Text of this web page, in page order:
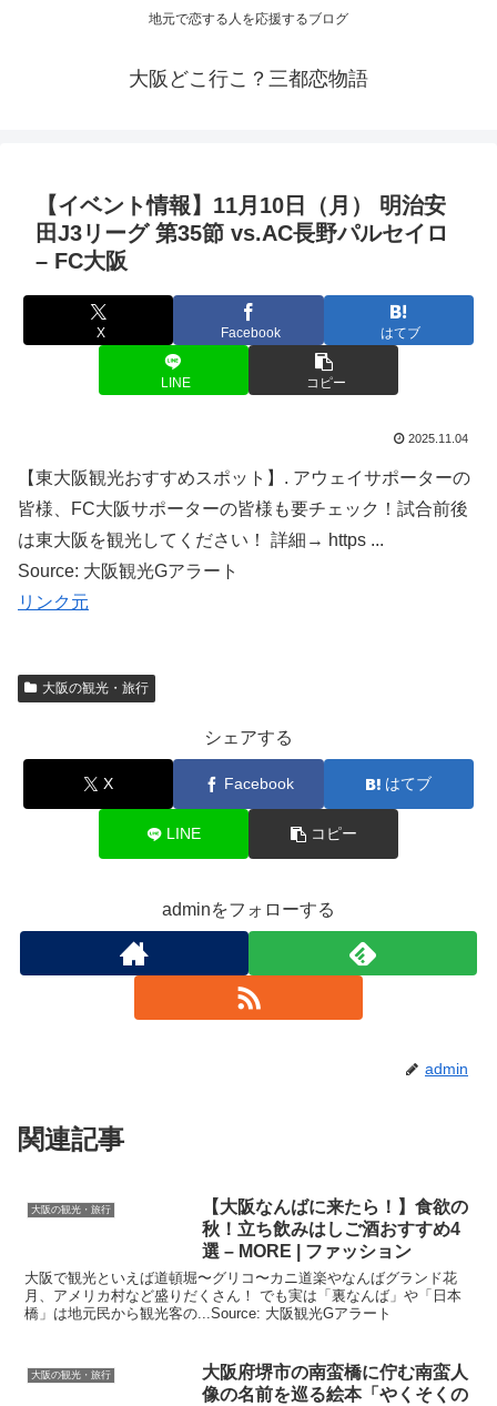
地元で恋する人を応援するブログ
大阪どこ行こ？三都恋物語
【イベント情報】11月10日（月） 明治安
田J3リーグ 第35節 vs.AC長野パルセイロ
– FC大阪
X Facebook はてブ
LINE コピー
2025.11.04
【東大阪観光おすすめスポット】. アウェイサポーターの
皆様、FC大阪サポーターの皆様も要チェック！試合前後
は東大阪を観光してください！ 詳細→ https ...
Source: 大阪観光Gアラート
リンク元
大阪の観光・旅行
シェアする
X Facebook はてブ
LINE コピー
adminをフォローする
admin
関連記事
大阪の観光・旅行 【大阪なんばに来たら！】食欲の
秋！立ち飲みはしご酒おすすめ4
選 – MORE | ファッション
大阪で観光といえば道頓堀〜グリコ〜カニ道楽やなんばグランド花
月、アメリカ村など盛りだくさん！ でも実は「裏なんば」や「日本
橋」は地元民から観光客の...Source: 大阪観光Gアラート
大阪の観光・旅行 大阪府堺市の南蛮橋に佇む南蛮人
像の名前を巡る絵本「やくそくの